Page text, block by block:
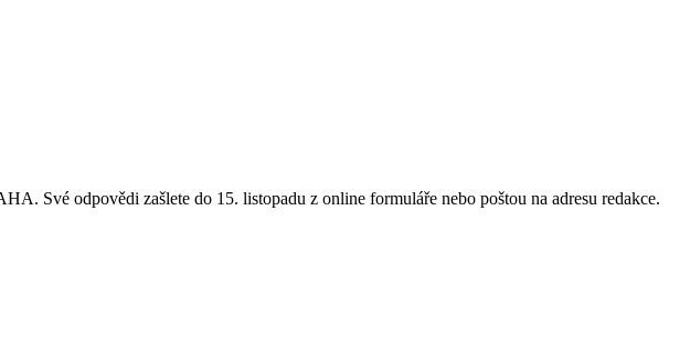
Své odpovědi zašlete do 15. listopadu z online formuláře nebo poštou na adresu redakce.